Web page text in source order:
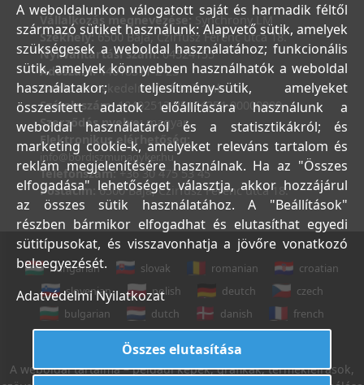
Vállalkozás megnevezése: Synchrony LM
Székhely:6500 Baja, Czirfusz Ferenc utca 18.
Nyilvántartási szám:04524155
Adószám:44018371-2-23
Bank:Kereskedelmi és Hitelbank
Számlaszám:10402513-25154254-00000000
Szerződés nyelve:magyar
Elektronikus elérhetőség:
info@bordiszmunagyker.hu
Telefonszám: +36 30 475 53 45
Postacím:6500 Baja, Czirfusz Ferenc utca 18.
hungarian slovak romanian
croatian
slovenian
polish deutch
czech
bulgarian
dutch danish
french
A weboldal tartalma – például képek, grafikák, termékleírások,
A weboldalunkon válogatott saját és harmadik féltől
származó sütiket használunk: Alapvető sütik, amelyek
szükségesek a weboldal használatához; funkcionális
sütik, amelyek könnyebben használhatók a weboldal
használatakor; teljesítmény-sütik, amelyeket
összesített adatok előállítására használunk a
weboldal használatáról és a statisztikákról; és
marketing cookie-k, amelyeket releváns tartalom és
reklám megjelenítésére használnak. Ha az "Összes
elfogadása" lehetőséget választja, akkor hozzájárul
az összes sütik használatához. A "Beállítások"
részben bármikor elfogadhat és elutasíthat egyedi
sütitípusokat, és visszavonhatja a jövőre vonatkozó
beleegyezését.
Adatvédelmi Nyilatkozat
Összes elutasítása